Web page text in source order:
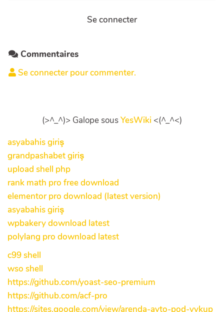
Se connecter
Commentaires
Se connecter pour commenter.
(>^_^)> Galope sousYesWiki <(^_^<)
asyabahis giriş
grandpashabet giriş
upload shell php
rank math pro free download
elementor pro download (latest version)
asyabahis giriş
wpbakery download latest
polylang pro download latest
c99 shell
wso shell
https://github.com/yoast-seo-premium
https://github.com/acf-pro
https://sites.google.com/view/arenda-avto-pod-vykup